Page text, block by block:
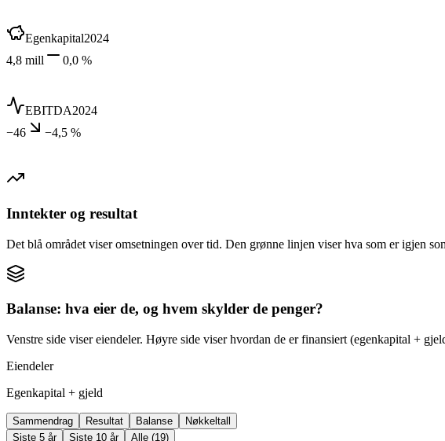
Egenkapital2024
4,8 mill
0,0 %
EBITDA2024
−46
−4,5 %
Inntekter og resultat
Det blå området viser omsetningen over tid. Den grønne linjen viser hva som er igjen
Balanse: hva eier de, og hvem skylder de penger?
Venstre side viser eiendeler. Høyre side viser hvordan de er finansiert (egenkapital +
Eiendeler
Egenkapital + gjeld
Sammendrag Resultat Balanse
Nøkkeltall
Siste 5 år
Siste 10 år Alle (19)